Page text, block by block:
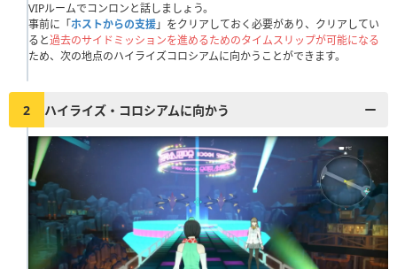
VIPルームでコンロンと話しましょう。
事前に「ホストからの支援」をクリアしておく必要があり、クリアしてい
ると過去のサイドミッションを進めるためのタイムスリップが可能になる
ため、次の地点のハイライズコロシアムに向かうことができます。
2 ハイライズ・コロシアムに向かう